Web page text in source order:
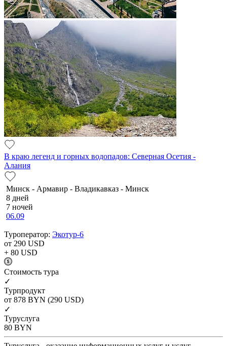
В краю легенд и горных водопадов: Северная Осетия -
Алания
Минск - Армавир - Владикавказ - Минск
8 дней
7 ночей
06.09
Туроператор: Экотур-6
от 290 USD
+ 80 USD
Cтоимость тура
✓
Турпродукт
от 878 BYN (290 USD)
✓
Туруслуга
80 BYN